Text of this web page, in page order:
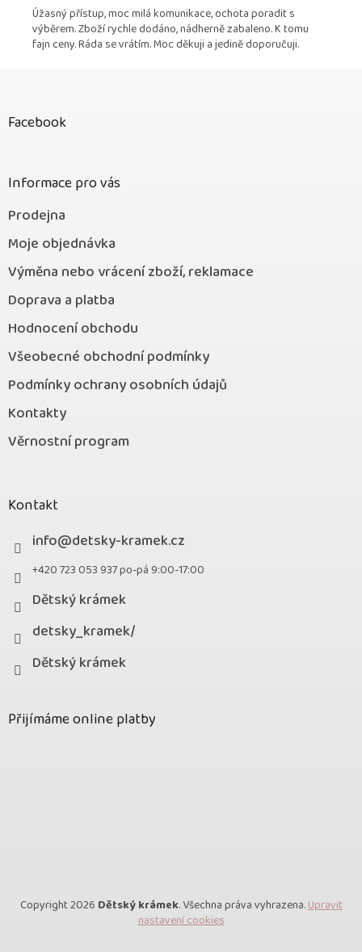
Úžasný přístup, moc milá komunikace, ochota poradit s
výběrem. Zboží rychle dodáno, nádherně zabaleno. K tomu
fajn ceny. Ráda se vrátím. Moc děkuji a jedině doporučuji.
Facebook
Informace pro vás
Prodejna
Moje objednávka
Výměna nebo vrácení zboží, reklamace
Doprava a platba
Hodnocení obchodu
Všeobecné obchodní podmínky
Podmínky ochrany osobních údajů
Kontakty
Věrnostní program
Kontakt
info@detsky-kramek.cz
+420 723 053 937 po-pá 9:00-17:00
Dětský krámek
detsky_kramek/
Dětský krámek
Přijímáme online platby
Copyright 2026 Dětský krámek. Všechna práva vyhrazena.Upravit
nastavení cookies